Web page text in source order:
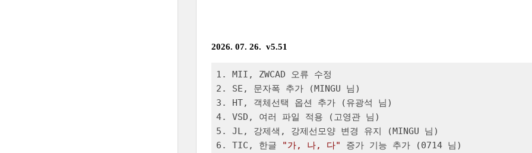
2026. 07. 26. v5.51
1. MII, ZWCAD 오류 수정
2. SE, 문자폭 추가 (MINGU 님)
3. HT, 객체선택 옵션 추가 (유광석 님)
4. VSD, 여러 파일 적용 (고영관 님)
5. JL, 강제색, 강제선모양 변경 유지 (MINGU 님)
6. TIC, 한글
"가, 나, 다" 증가 기능 추가 (0714 님)